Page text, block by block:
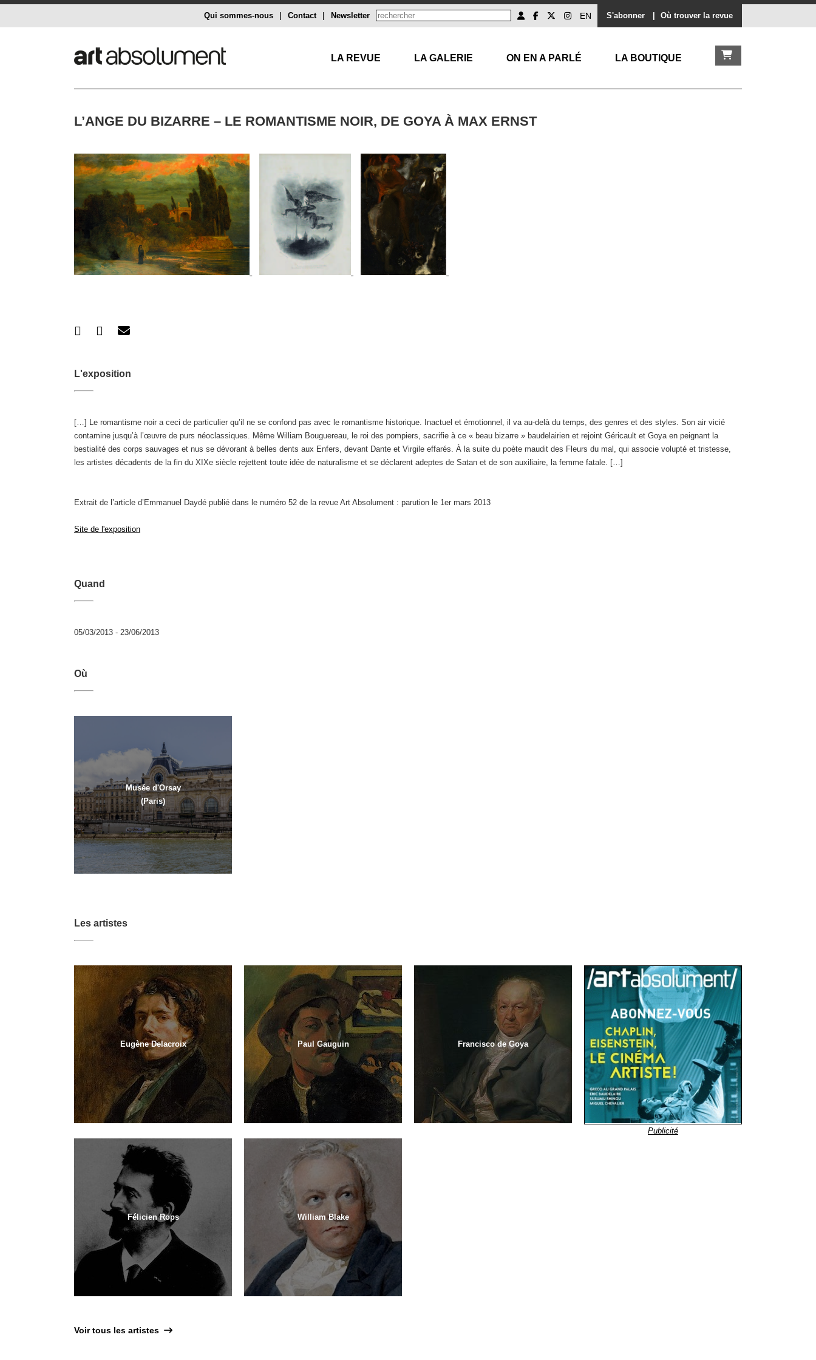
S'abonner Où trouver la revue
EN
Newsletter
Contact
Qui sommes-nous
LA REVUE LA GALERIE ON EN A PARLÉ LA BOUTIQUE
L’ANGE DU BIZARRE – LE ROMANTISME NOIR, DE GOYA À MAX ERNST
L'exposition
[…] Le romantisme noir a ceci de particulier qu’il ne se confond pas avec le romantisme historique. Inactuel et émotionnel, il va au-delà du temps, des genres et des styles. Son air vicié
contamine jusqu’à l’œuvre de purs néoclassiques. Même William Bouguereau, le roi des pompiers, sacrifie à ce « beau bizarre » baudelairien et rejoint Géricault et Goya en peignant la
bestialité des corps sauvages et nus se dévorant à belles dents aux Enfers, devant Dante et Virgile effarés. À la suite du poète maudit des Fleurs du mal, qui associe volupté et tristesse,
les artistes décadents de la fin du XIXe siècle rejettent toute idée de naturalisme et se déclarent adeptes de Satan et de son auxiliaire, la femme fatale. […]
Extrait de l’article d’Emmanuel Daydé publié dans le numéro 52 de la revue Art Absolument : parution le 1er mars 2013
Site de l'exposition
Quand
05/03/2013 - 23/06/2013
Où
Musée d'Orsay
(Paris)
Les artistes
Eugène Delacroix Paul Gauguin Francisco de Goya
Publicité
Félicien Rops William Blake
Voir tous les artistes